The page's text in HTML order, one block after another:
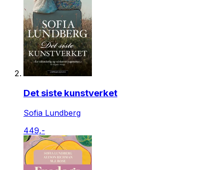
Det siste kunstverket
Sofia Lundberg
449,-